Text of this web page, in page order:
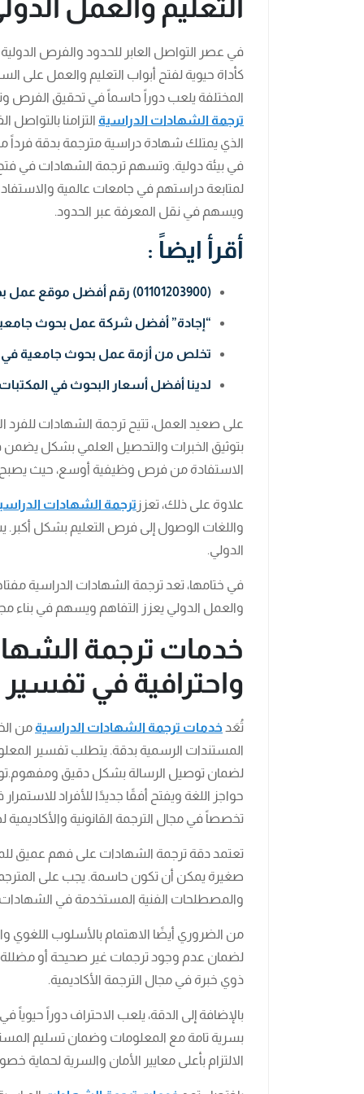
التعليم والعمل
في عصر التواصل العابر للحدود والفرص
كأداة حيوية لفتح أبواب التعليم والعمل على
المختلفة يلعب دوراً حاسماً في تحقيق الفرص
ترجمة الشهادات الدراسية التزامنا بالتواصل
الذي يمتلك شهادة دراسية مترجمة بدقة فرداً
في بيئة دولية. وتسهم ترجمة الشهادات في فتح
لمتابعة دراستهم في جامعات عالمية والاستفادة
ويسهم في نقل المعرفة عبر الحدود.
أقرأ ايضاً :
(01101203900) رقم أفضل موقع عمل بحوث جامعية في الرياض
“إجادة” أفضل شركة عمل بحوث
تخلص من أزمة عمل بحوث جامعية في الإمارات
لدينا أفضل أسعار البحوث في
على صعيد العمل، تتيح ترجمة الشهادات للفرد
بتوثيق الخبرات والتحصيل العلمي بشكل
الاستفادة من فرص وظيفية أوسع، حيث
علاوة على ذلك، تعزز ترجمة الشهادات
واللغات الوصول إلى فرص التعليم بشكل
الدولي.
في ختامها، تعد ترجمة الشهادات الدراسية
والعمل الدولي يعزز التفاهم ويسهم في بناء
خدمات ترجمة
واحترافية في
تُعَد خدمات ترجمة الشهادات الدراسية من
المستندات الرسمية بدقة. يتطلب تفسير
لضمان توصيل الرسالة بشكل دقيق
حواجز اللغة ويفتح أفقًا جديدًا للأفراد
تخصصاً في مجال الترجمة القانونية
تعتمد دقة ترجمة الشهادات على فهم عميق
صغيرة يمكن أن تكون حاسمة. يجب على المترجم
والمصطلحات الفنية المستخدمة في الشهادات
من الضروري أيضًا الاهتمام بالأسلوب اللغوي
لضمان عدم وجود ترجمات غير صحيحة أو
ذوي خبرة في مجال الترجمة الأكاديمية.
بالإضافة إلى الدقة، يلعب الاحتراف دوراً
بسرية تامة مع المعلومات وضمان تسليم
الالتزام بأعلى معايير الأمان والسرية لحماية